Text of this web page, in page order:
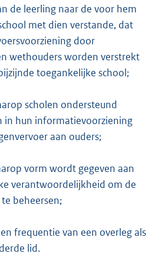
de leerling naar de voor hem
met dien verstande, dat
door
wethouders worden verstrekt
toegankelijke school;
scholen ondersteund
in hun informatievoorziening
aan ouders;
vorm wordt gegeven aan
verantwoordelijkheid om de
beheersen;
frequentie van een overleg als
lid.